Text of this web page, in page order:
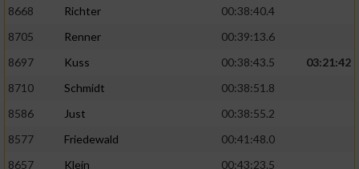
8668
Richter
00:38:40.4
8705
Renner
00:39:13.6
8697
Kuss 00:38:43.5
03:21:42
8710
Schmidt
00:38:51.8
8586
Just
00:38:55.2
8577
Friedewald
00:41:48.0
8657
Klein
00:43:23.5